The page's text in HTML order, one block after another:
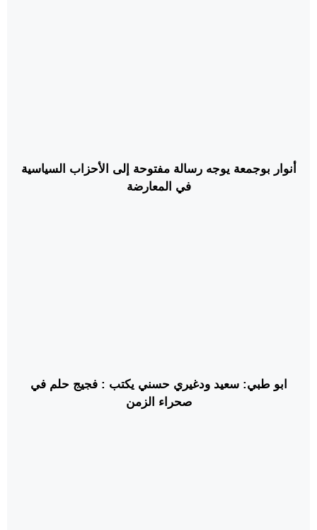
أنوار بوجمعة يوجه رسالة مفتوحة إلى الأحزاب السياسية
في المعارضة
ابو طبي: سعيد ودغيري حسني يكتب : فجيج حلم في
صحراء الزمن